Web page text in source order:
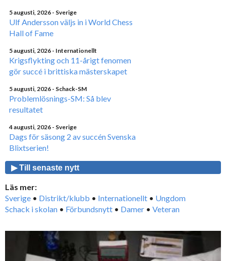
5 augusti, 2026 - Sverige
Ulf Andersson väljs in i World Chess
Hall of Fame
5 augusti, 2026 - Internationellt
Krigsflykting och 11-årigt fenomen
gör succé i brittiska mästerskapet
5 augusti, 2026 - Schack-SM
Problemlösnings-SM: Så blev
resultatet
4 augusti, 2026 - Sverige
Dags för säsong 2 av succén Svenska
Blixtserien!
▶ Till senaste nytt
Läs mer:
Sverige • Distrikt/klubb • Internationellt • Ungdom
Schack i skolan • Förbundsnytt • Damer • Veteran